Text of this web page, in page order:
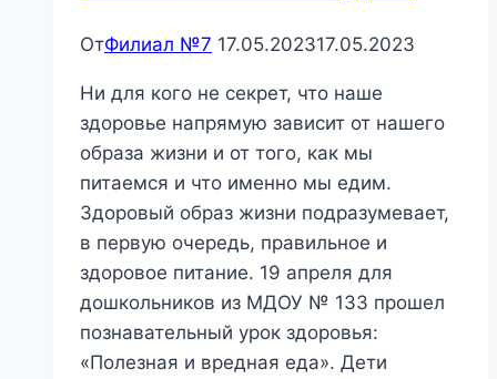
ОтФилиал №7 17.05.202317.05.2023
Ни для кого не секрет, что наше
здоровье напрямую зависит от нашего
образа жизни и от того, как мы
питаемся и что именно мы едим.
Здоровый образ жизни подразумевает,
в первую очередь, правильное и
здоровое питание. 19 апреля для
дошкольников из МДОУ № 133 прошел
познавательный урок здоровья:
«Полезная и вредная еда». Дети